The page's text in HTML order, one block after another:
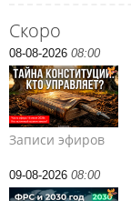
Скоро
08-08-2026 08:00
Записи эфиров
09-08-2026 08:00